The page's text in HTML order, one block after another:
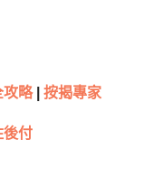
攻略| 按揭專家
後付